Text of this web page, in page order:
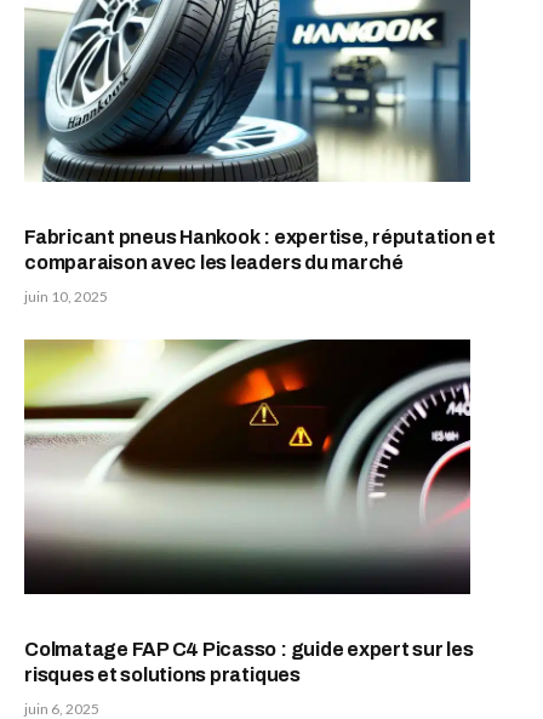
Fabricant pneus Hankook : expertise, réputation et
comparaison avec les leaders du marché
juin 10, 2025
Colmatage FAP C4 Picasso : guide expert sur les
risques et solutions pratiques
juin 6, 2025